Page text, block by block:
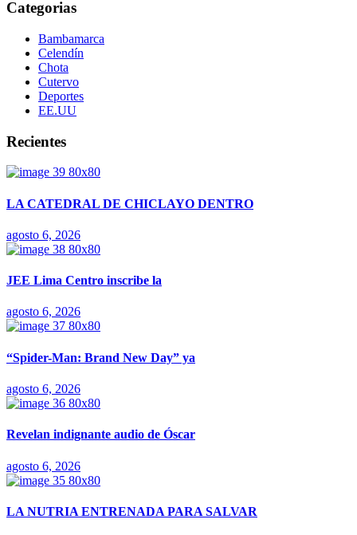
Categorias
Bambamarca
Celendín
Chota
Cutervo
Deportes
EE.UU
Recientes
LA CATEDRAL DE CHICLAYO DENTRO
agosto 6, 2026
JEE Lima Centro inscribe la
agosto 6, 2026
“Spider-Man: Brand New Day” ya
agosto 6, 2026
Revelan indignante audio de Óscar
agosto 6, 2026
LA NUTRIA ENTRENADA PARA SALVAR